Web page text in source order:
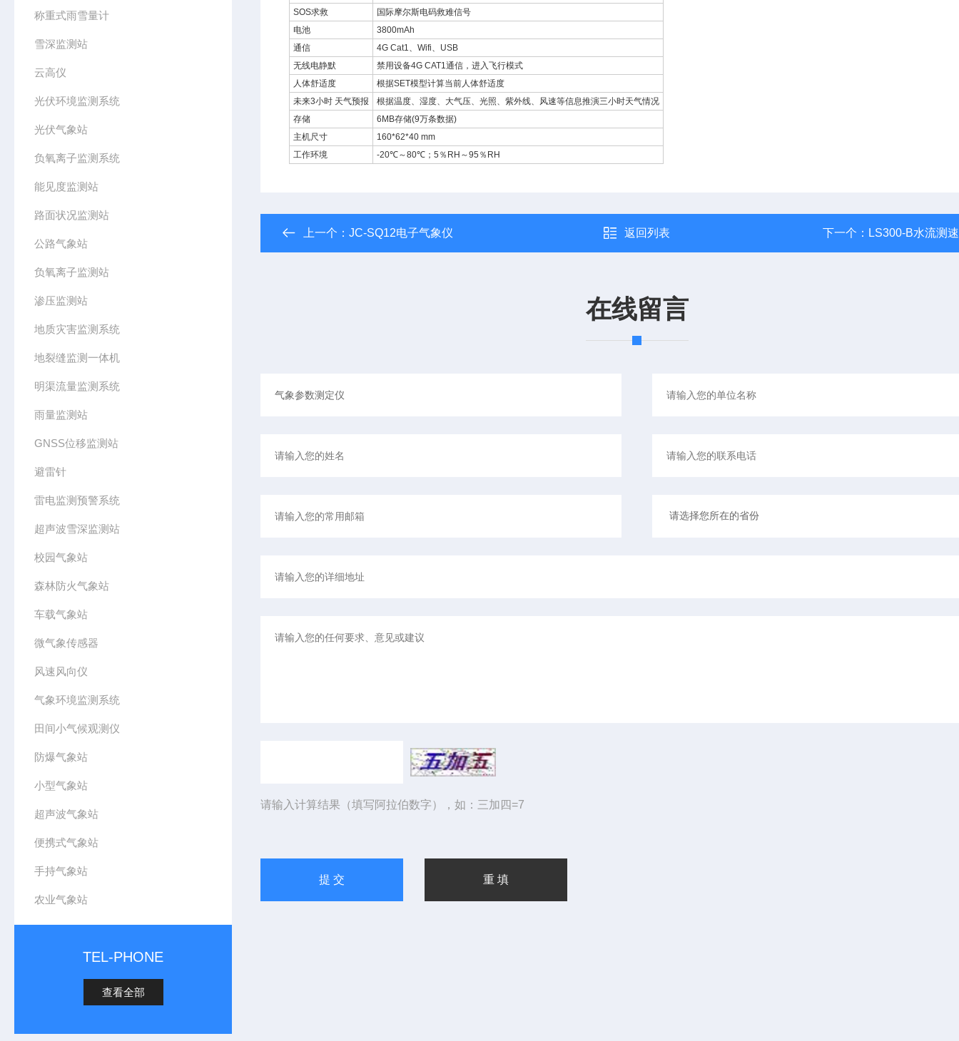
称重式雨雪量计
雪深监测站
云高仪
光伏环境监测系统
光伏气象站
负氧离子监测系统
能见度监测站
路面状况监测站
公路气象站
负氧离子监测站
渗压监测站
地质灾害监测系统
地裂缝监测一体机
明渠流量监测系统
雨量监测站
GNSS位移监测站
避雷针
雷电监测预警系统
超声波雪深监测站
校园气象站
森林防火气象站
车载气象站
微气象传感器
风速风向仪
气象环境监测系统
田间小气候观测仪
防爆气象站
小型气象站
超声波气象站
便携式气象站
手持气象站
农业气象站
TEL-PHONE
查看全部
SOS求救
国际摩尔斯电码救难信号
电池
3800mAh
通信
4G Cat1、Wifi、USB
无线电静默
禁用设备4G CAT1通信，进入飞行模式
人体舒适度
根据SET模型计算当前人体舒适度
未来3小时 天气预报
根据温度、湿度、大气压、光照、紫外线、风速等信息推演三小时天气情况
存储
6MB存储(9万条数据)
主机尺寸
160*62*40 mm
工作环境
-20℃～80℃；5％RH～95％RH
上一个： JC-SQ12电子气象仪 返回列表 下一个： LS300-B水流测
在线留言
请输入计算结果（填写阿拉伯数字），如：三加四=7